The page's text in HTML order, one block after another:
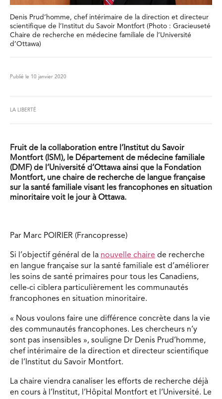
Denis Prud’homme, chef intérimaire de la direction et directeur
scientifique de l’Institut du Savoir Montfort (Photo : Gracieuseté
Chaire de recherche en médecine familiale de l’Université
d’Ottawa)
Publié le 10 janvier 2020
LA LIBERTÉ
Fruit de la collaboration entre l’Institut du Savoir
Montfort (ISM), le Département de médecine familiale
(DMF) de l’Université d’Ottawa ainsi que la Fondation
Montfort, une chaire de recherche de langue française
sur la santé familiale visant les francophones en situation
minoritaire voit le jour à Ottawa.
Par Marc POIRIER (Francopresse)
Si l’objectif général de la nouvelle chaire de recherche
en langue française sur la santé familiale est d’améliorer
les soins de santé primaires pour tous les Canadiens,
celle-ci ciblera particulièrement les communautés
francophones en situation minoritaire.
« Nous voulons faire une différence concrète dans la vie
des communautés francophones. Les chercheurs n’y
sont pas insensibles », souligne Dr Denis Prud’homme,
chef intérimaire de la direction et directeur scientifique
de l’Institut du Savoir Montfort.
La chaire viendra canaliser les efforts de recherche déjà
en cours à l’Institut, l’Hôpital Montfort et l’Université. Le